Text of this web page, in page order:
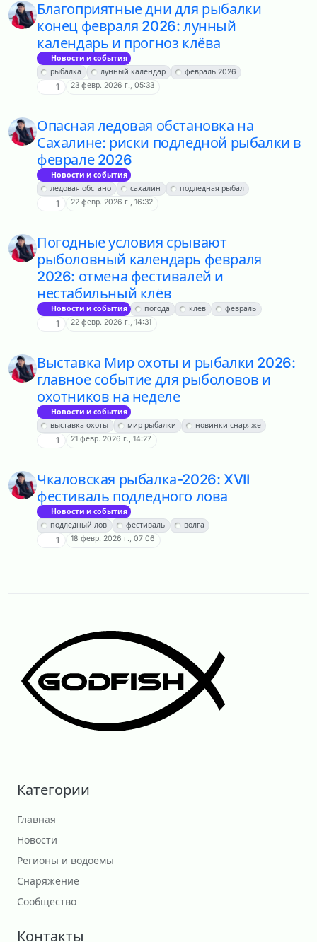
Благоприятные дни для рыбалки
конец февраля 2026: лунный
календарь и прогноз клёва
Новости и события
рыбалка
лунный календар февраль 2026
1 23 февр. 2026 г., 05:33
Опасная ледовая обстановка на
Сахалине: риски подледной рыбалки в
феврале 2026
Новости и события
ледовая обстано
сахалин подледная рыбал
1 22 февр. 2026 г., 16:32
Погодные условия срывают
рыболовный календарь февраля
2026: отмена фестивалей и
нестабильный клёв
Новости и события погода клёв февраль
1 22 февр. 2026 г., 14:31
Выставка Мир охоты и рыбалки 2026:
главное событие для рыболовов и
охотников на неделе
Новости и события
выставка охоты
мир рыбалки новинки снаряже
1 21 февр. 2026 г., 14:27
Чкаловская рыбалка-2026: XVII
фестиваль подледного лова
Новости и события
подледный лов
фестиваль волга
1 18 февр. 2026 г., 07:06
Категории
Главная
Новости
Регионы и водоемы
Снаряжение
Сообщество
Контакты